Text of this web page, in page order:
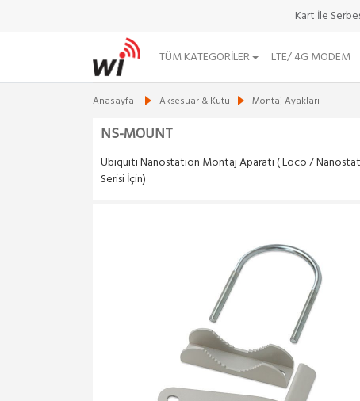
Kart İle
TÜM KATEGORILER LTE/ 4G MODEM
Anasayfa Aksesuar & Kutu Montaj Ayakları
NS-MOUNT
Ubiquiti Nanostation Montaj Aparatı ( Loco /
Serisi İçin)